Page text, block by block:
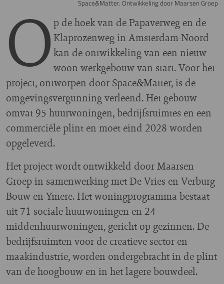
Space&Matter. Ontwikkeling door Maarsen Groep
O p de hoek van de Papaverweg en de
Klaprozenweg in Amsterdam-Noord
kan de ontwikkeling van een nieuw
woon-werkgebouw van start. Voor het
project, ontworpen door Space&Matter, is de
omgevingsvergunning verleend. Het gebouw
omvat 95 huurwoningen, bedrijfsruimtes en een
commerciële plint en moet eind 2028 worden
opgeleverd.
Het project wordt ontwikkeld door Maarsen
Groep in samenwerking met De Vries en Verburg
Bouw en Ymere. Het woningprogramma bestaat
uit 71 sociale huurwoningen en 24
middenhuurwoningen, gericht op gezinnen. De
bedrijfsruimten voor de creatieve sector en
maakindustrie, worden ondergebracht in de plint
van de hoogbouw en in het lagere bouwdeel.